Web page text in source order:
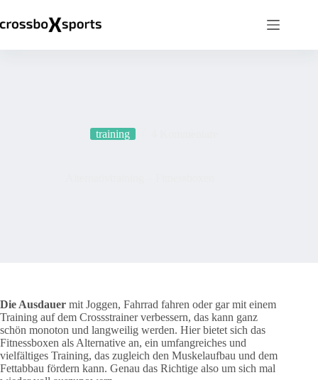
springen
training
Die Ausdauer mit Joggen, Fahrrad fahren oder gar mit einem
Training auf dem Crossstrainer verbessern, das kann ganz
schön monoton und langweilig werden. Hier bietet sich das
Fitnessboxen als Alternative an, ein umfangreiches und
vielfältiges Training, das zugleich den Muskelaufbau und dem
Fettabbau fördern kann. Genau das Richtige also um sich mal